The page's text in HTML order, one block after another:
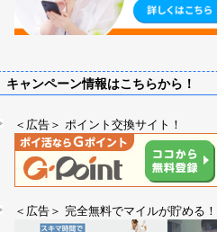
キャンペーン情報はこちらから！
＜広告＞ ポイント交換サイト！
＜広告＞ 完全無料でマイルが貯める！